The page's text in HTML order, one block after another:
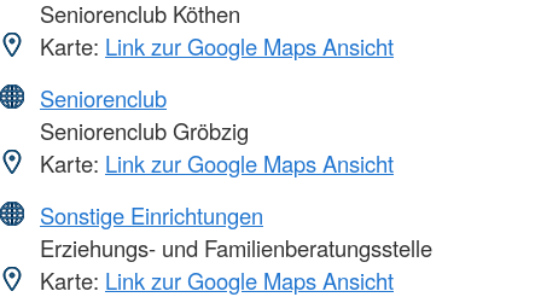
Seniorenclub Köthen
Karte: Link zur Google Maps Ansicht
Seniorenclub
Seniorenclub Gröbzig
Karte: Link zur Google Maps Ansicht
Sonstige Einrichtungen
Erziehungs- und Familienberatungsstelle
Karte: Link zur Google Maps Ansicht